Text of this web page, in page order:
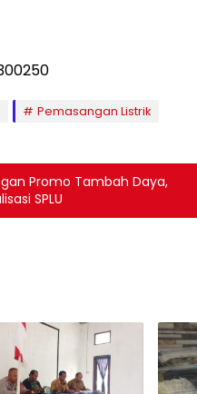
Pemasangan Listrik
Promo Tambah Daya,
SPLU